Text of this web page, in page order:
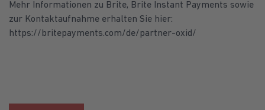
Mehr Informationen zu Brite, Brite Instant Payments sowie
zur Kontaktaufnahme erhalten Sie hier:
https://britepayments.com/de/partner-oxid/